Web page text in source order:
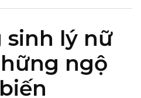
sinh lý nữ
ngộ